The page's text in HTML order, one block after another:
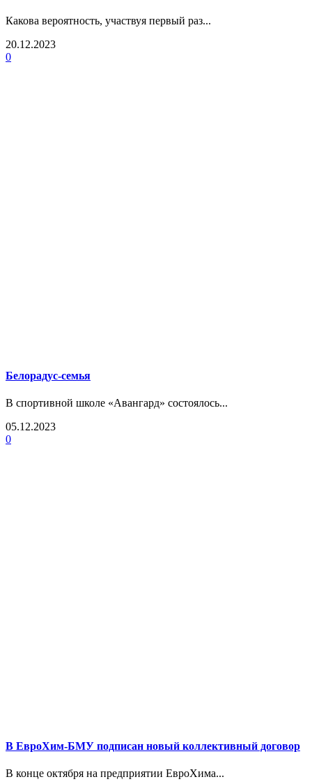
Какова вероятность, участвуя первый раз...
20.12.2023
0
Белорадус-семья
В спортивной школе «Авангард» состоялось...
05.12.2023
0
В ЕвроХим-БМУ подписан новый коллективный договор
В конце октября на предприятии ЕвроХима...